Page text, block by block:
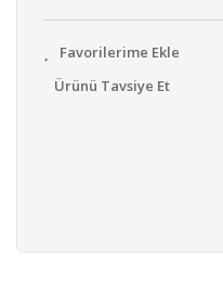
Ürünü Tavsiye Et